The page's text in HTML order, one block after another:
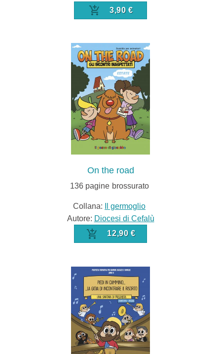
3,90 €
On the road
136pagine brossurato
Collana:
Il germoglio
Autore: Diocesi di Cefalù
12,90 €